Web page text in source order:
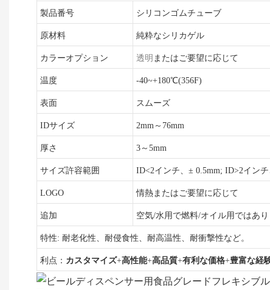
製品番号 シリコンゴムチューブ
原材料 純粋なシリカゲル
カラーオプション 透明 またはご要望に応じて
温度 -40~+180℃(356F)
表面 スムーズ
IDサイズ 2mm～76mm
厚さ 3～5mm
サイズ許容範囲 ID<2インチ、± 0.5mm; ID>2インチ
LOGO 情熱またはご要望に応じて
追加 空気/水用で燃料/オイル用ではあり
特性: 耐老化性、耐侵食性、耐高温性、耐衝撃性など。
利点： カスタマイズ+高性能+高品質+有利な価格+豊富な経